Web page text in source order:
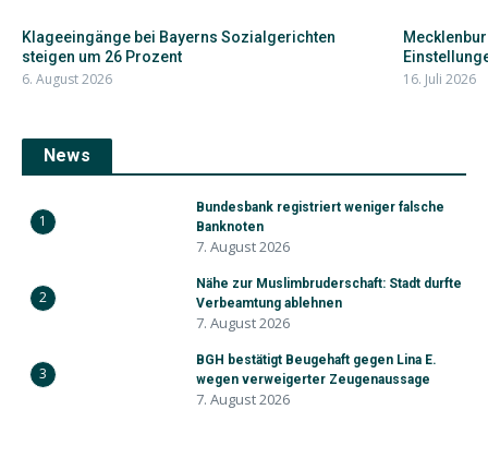
Klageeingänge bei Bayerns Sozialgerichten
steigen um 26 Prozent
6. August 2026 16. Juli 2026
News
1
Bundesbank registriert weniger falsche
Banknoten
7. August 2026
2
Nähe zur Muslimbruderschaft: Stadt durfte
Verbeamtung ablehnen
7. August 2026
3
BGH bestätigt Beugehaft gegen Lina E.
wegen verweigerter Zeugenaussage
7. August 2026